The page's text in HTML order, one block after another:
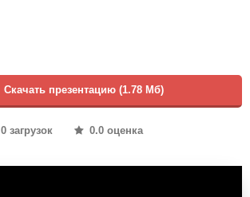
Скачать презентацию (1.78 Мб)
0 загрузок 0.0 оценка